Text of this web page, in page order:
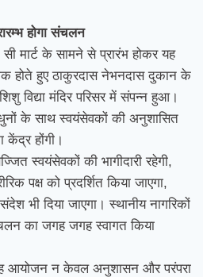
होगा संचलन
मार्ट के सामने से प्रारंभ होकर यह
होते हुए ठाकुरदास नेभनदास दुकान के
विद्या मंदिर परिसर में संपन्न हुआ।
के साथ स्वयंसेवकों की अनुशासित
केंद्र होंगी।
स्वयंसेवकों की भागीदारी रहेगी,
पक्ष को प्रदर्शित किया जाएगा,
भी दिया जाएगा। स्थानीय नागरिकों
संचलन का जगह जगह स्वागत किया
आयोजन न केवल अनुशासन और परंपरा